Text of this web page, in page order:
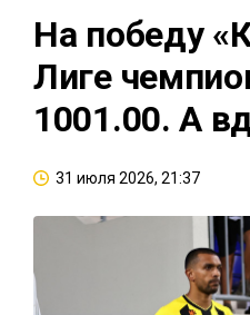
На победу
Лиге
1001.00. А
31 июля 2026, 21:37